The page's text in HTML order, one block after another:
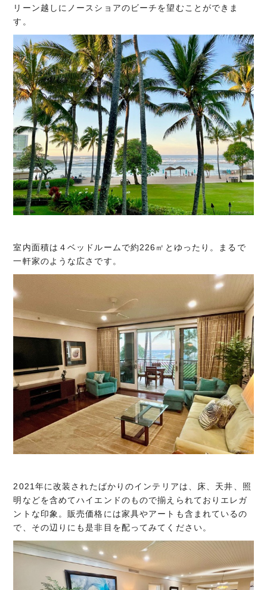
リーン越しにノースショアのビーチを望むことができま
す。
室内面積は４ベッドルームで約226㎡とゆったり。まるで
一軒家のような広さです。
2021年に改装されたばかりのインテリアは、床、天井、照
明などを含めてハイエンドのもので揃えられておりエレガ
ントな印象。販売価格には家具やアートも含まれているの
で、その辺りにも是非目を配ってみてください。